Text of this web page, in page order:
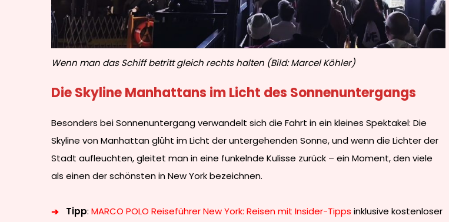
Wenn man das Schiff betritt gleich rechts halten (Bild: Marcel Köhler)
Die Skyline Manhattans im Licht des Sonnenuntergangs
Besonders bei Sonnenuntergang verwandelt sich die Fahrt in ein kleines Spektakel: Die
Skyline von Manhattan glüht im Licht der untergehenden Sonne, und wenn die Lichter der
Stadt aufleuchten, gleitet man in eine funkelnde Kulisse zurück – ein Moment, den viele
als einen der schönsten in New York bezeichnen.
Tipp: MARCO POLO Reiseführer New York: Reisen mit Insider-Tipps inklusive kostenloser